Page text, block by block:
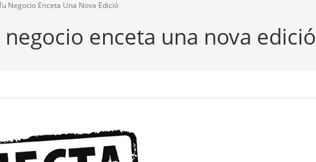
Negocio Enceta Una Nova Edició
enceta una nova edició